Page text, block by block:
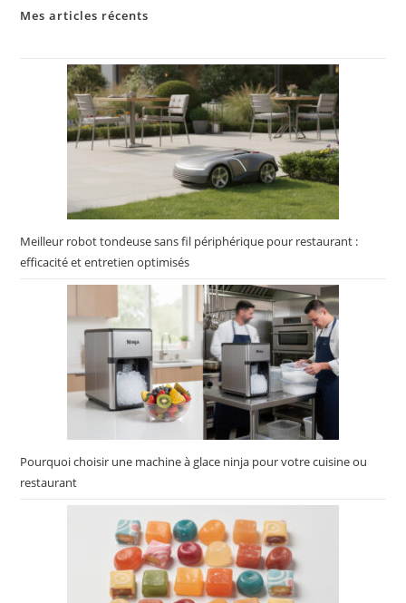
Mes articles récents
Meilleur robot tondeuse sans fil périphérique pour restaurant :
efficacité et entretien optimisés
Pourquoi choisir une machine à glace ninja pour votre cuisine ou
restaurant